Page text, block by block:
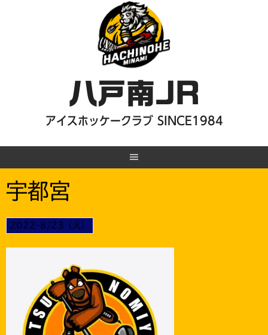
八戸南JR
アイスホッケークラブ SINCE1984
宇都宮
2022-8/23（火）